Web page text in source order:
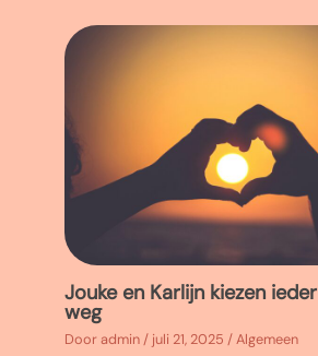
Jouke en Karlijn kiezen
weg
Dooradmin / juli 21, 2025 /Algemeen